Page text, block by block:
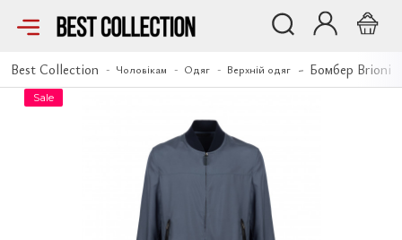
Best Collection Чоловікам Одяг Верхній одяг Бомбер Brioni
Бомбер Brioni
Sale